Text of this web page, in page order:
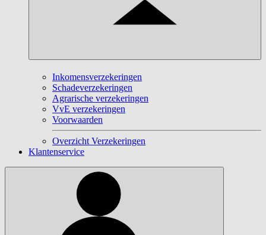
Inkomensverzekeringen
Schadeverzekeringen
Agrarische verzekeringen
VvE verzekeringen
Voorwaarden
Overzicht Verzekeringen
Klantenservice